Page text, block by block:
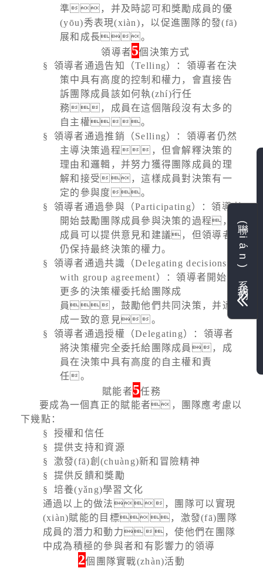
準，并及時認可和獎勵成員的優
(yōu)秀表現(xiàn)，以促進團隊的發(fā)
展和成長。
領導者5個決策方式
§
領導者通過告知（Telling）：領導者在決
策中具有高度的控制和權力，會直接告
訴團隊成員該如何執(zhí)行任
務，成員在這個階段沒有太多的
自主權。
§
領導者通過推銷（Selling）：領導者仍然
主導決策過程，但會解釋決策的
理由和邏輯，并努力獲得團隊成員的理
解和接受，這樣成員對決策有一
定的參與度。
§
領導者通過參與（Participating）：領導者
開始鼓勵團隊成員參與決策的過程，
成員可以提供意見和建議，但領導者
仍保持最終決策的權力。
§
領導者通過共識（Delegating decisions
with group agreement）：領導者開始將
更多的決策權委托給團隊成
員，鼓勵他們共同決策，并達
成一致的意見。
§
領導者通過授權（Delegating）：領導者
將決策權完全委托給團隊成員，成
員在決策中具有高度的自主權和責
任。
賦能者5任務
要成為一個真正的賦能者，團隊應考慮以
下幾點：
§
授權和信任
§
提供支持和資源
§
激發(fā)創(chuàng)新和冒險精神
§
提供反饋和獎勵
§
培養(yǎng)學習文化
通過以上的做法，團隊可以實現
(xiàn)賦能的目標，激發(fā)團隊
成員的潛力和動力，使他們在團隊
中成為積極的參與者和有影響力的領導
2個團隊實戰(zhàn)活動
聯(lián)系我們